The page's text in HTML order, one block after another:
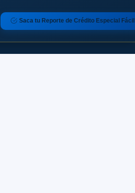
Saca tu Reporte de Crédito Especial Fácil